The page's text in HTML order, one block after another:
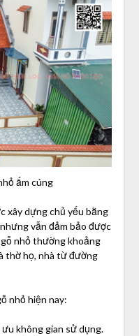
ấm cúng
xây dựng chủ yếu bằng
vẫn đảm bảo được
nhỏ thường khoảng
thờ họ, nhà từ đường
nhỏ hiện nay:
không gian sử dụng.